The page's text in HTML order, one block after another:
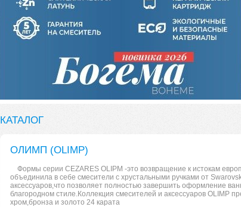
КАТАЛОГ
ОЛИМП (OLIMP)
Формы серии CEZARES OLIPM -это возвращение к истокам
объединила в себе смесители с хрустальными ручками от
аксессуаров,что позволяет полностью завершить оформление
благородном стиле.Коллекция смесителей и аксессуаров OLIMP
хром,бронза и золото 24 карата